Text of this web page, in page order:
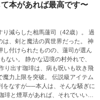
本があれば最高です〜
り減らした相馬蓮司（42歳）。 過
は、剣と魔法の異世界だった。 神
し付けられたものの、蓮司が選ん
の村外れで、
り出す珈琲は、病も呪いも吹き飛
魔力上限を突破。 伝説級アイテム
をなすが──本人は、そんな騒ぎに